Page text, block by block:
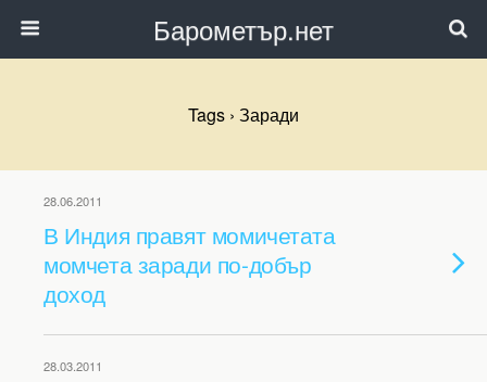
Барометър.нет
Tags › Заради
28.06.2011
В Индия правят момичетата
момчета заради по-добър
доход
28.03.2011